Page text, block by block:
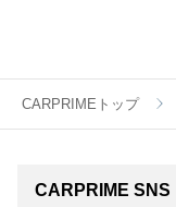
CARPRIMEトップ
CARPRIME SNS